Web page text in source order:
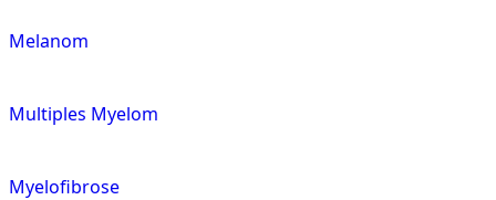
Melanom
Multiples Myelom
Myelofibrose